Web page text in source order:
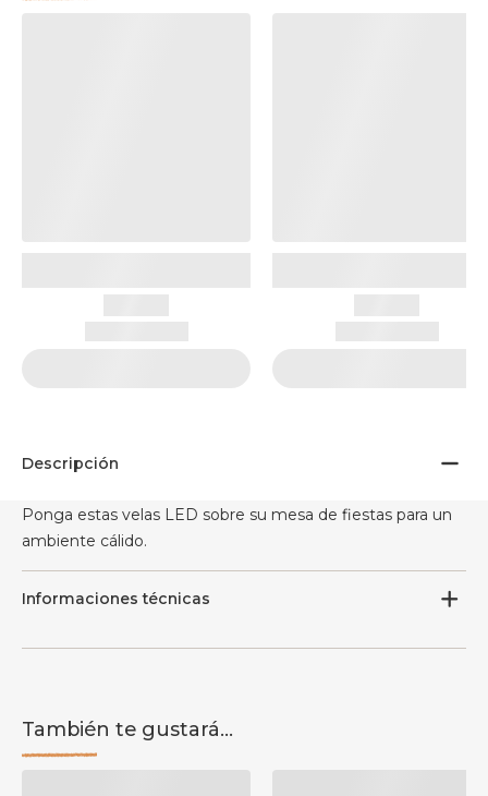
Descripción
Ponga estas velas LED sobre su mesa de fiestas para un
ambiente cálido.
Informaciones técnicas
También te gustará...